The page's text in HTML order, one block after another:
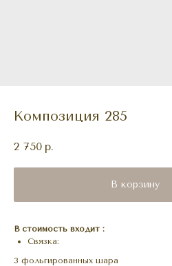
Композиция 285
2 750 р.
В корзину
В стоимость входит :
Связка:
3 фольгированных шара